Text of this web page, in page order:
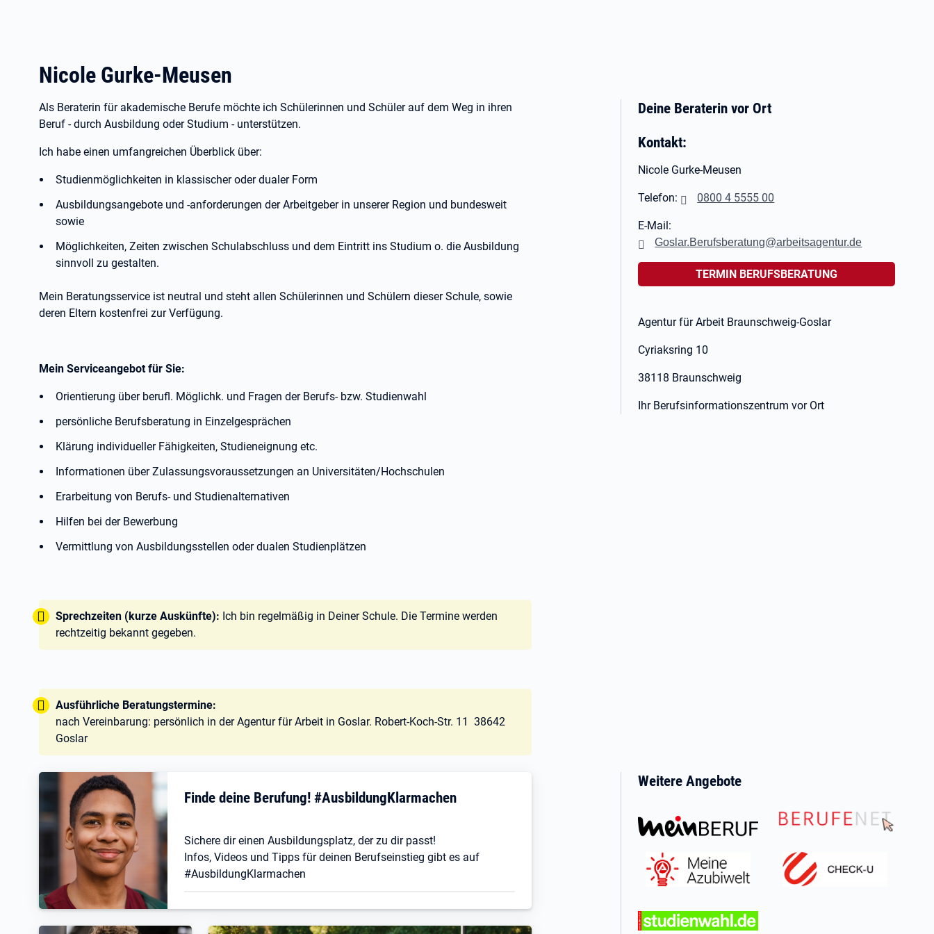
Nicole Gurke-Meusen
Als Beraterin für akademische Berufe möchte ich Schülerinnen und Schüler auf dem Weg in ihren
Beruf - durch Ausbildung oder Studium - unterstützen.
Ich habe einen umfangreichen Überblick über:
Studienmöglichkeiten in klassischer oder dualer Form
Ausbildungsangebote und -anforderungen der Arbeitgeber in unserer Region und bundesweit
sowie
Möglichkeiten, Zeiten zwischen Schulabschluss und dem Eintritt ins Studium o. die Ausbildung
sinnvoll zu gestalten.
Mein Beratungsservice ist neutral und steht allen Schülerinnen und Schülern dieser Schule, sowie
deren Eltern kostenfrei zur Verfügung.
Mein Serviceangebot für Sie:
Orientierung über berufl. Möglichk. und Fragen der Berufs- bzw. Studienwahl
persönliche Berufsberatung in Einzelgesprächen
Klärung individueller Fähigkeiten, Studieneignung etc.
Informationen über Zulassungsvoraussetzungen an Universitäten/Hochschulen
Erarbeitung von Berufs- und Studienalternativen
Hilfen bei der Bewerbung
Vermittlung von Ausbildungsstellen oder dualen Studienplätzen
Tipp:
Sprechzeiten (kurze Auskünfte): Ich bin regelmäßig in Deiner Schule. Die Termine werden
rechtzeitig bekannt gegeben.
Tipp:
Ausführliche Beratungstermine:
nach Vereinbarung: persönlich in der Agentur für Arbeit in Goslar. Robert-Koch-Str. 11 38642
Goslar
Deine Beraterin vor Ort
Kontakt:
Nicole Gurke-Meusen
Telefon: 0800 4 5555 00
E-Mail:
Goslar.Berufsberatung@arbeitsagentur.de
TERMIN BERUFSBERATUNG
Agentur für Arbeit Braunschweig-Goslar
Cyriaksring 10
38118 Braunschweig
Ihr Berufsinformationszentrum vor Ort
Finde deine Berufung! #AusbildungKlarmachen
Sichere dir einen Ausbildungsplatz, der zu dir passt!
Infos, Videos und Tipps für deinen Berufseinstieg gibt es auf
#AusbildungKlarmachen
Weitere Angebote